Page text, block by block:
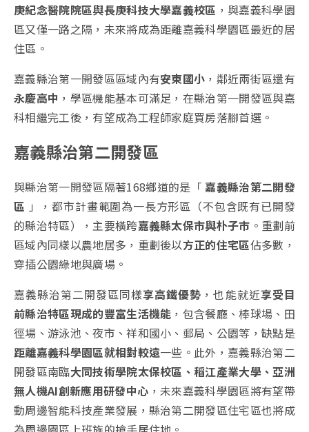
庚紀念醫院院區與長庚科技大學嘉義校區 ，與嘉義科學園
區又僅一路之隔，未來將成為距離嘉義科學園區最近的居
住區。
嘉義縣治第一開發區區域內有安東國小 ，鄰近兩街區還有
永慶高中 ，學區機能基本可滿足，在縣治第一開發區與嘉
科相繼完工後，有望成為工程師家庭買房落腳首選。
嘉義縣治第二開發區
與縣治第一開發區隔著168鄉道的是「 嘉義縣治第二開發
區 」，都市計畫範圍為一長方形區（不包含既有已開發
的縣治特區），主要橫跨嘉義縣太保市與朴子市 。重劃前
區域內同樣以農地居多，重劃後以方正的住宅區佔多數，
穿插公園綠地與廣場。
嘉義縣治第二開發區同樣享高鐵優勢 ，也能就近享受目
前縣治特區現成的豐富生活機能 ，包含餐廳、棒球場、田
徑場、游泳池、夜市、祥和國小、郵局、公園等，缺點是
距離嘉義科學園區就相對較遠一些。此外，嘉義縣治第二
開發區南臨大同技術學院太保校區、稻江產業大學、亞洲
無人機AI創新應用研發中心 ，未來嘉義科學園區將有望帶
動周邊智能科技產業發展，縣治第二開發區住宅區也將成